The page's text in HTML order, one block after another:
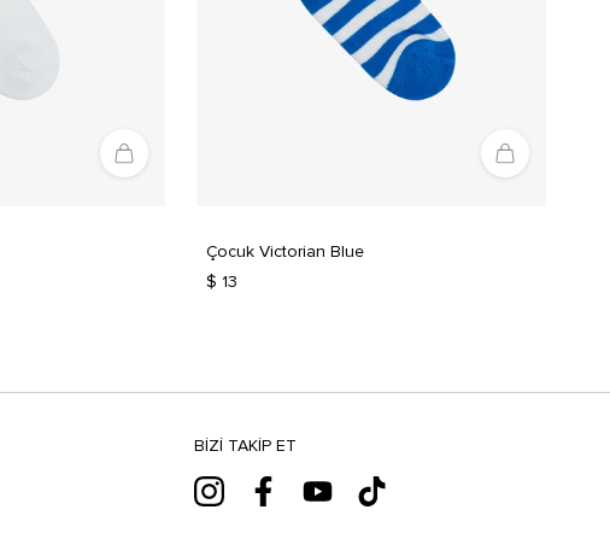
Çocuk Victorian Blue
$ 13
BIZI TAKIP ET